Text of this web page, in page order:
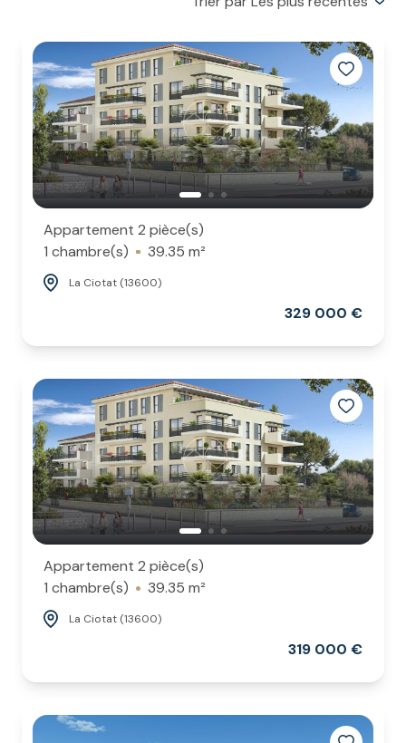
Appartement 2 pièce(s)
1 chambre(s)
39.35 m²
La Ciotat (13600)
329 000 €
Appartement 2 pièce(s)
1 chambre(s)
39.35 m²
La Ciotat (13600)
319 000 €